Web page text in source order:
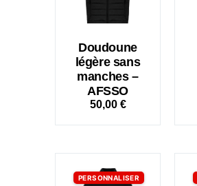
Doudoune
légère sans
manches –
AFSSO
50,00 €
PERSONNALISER